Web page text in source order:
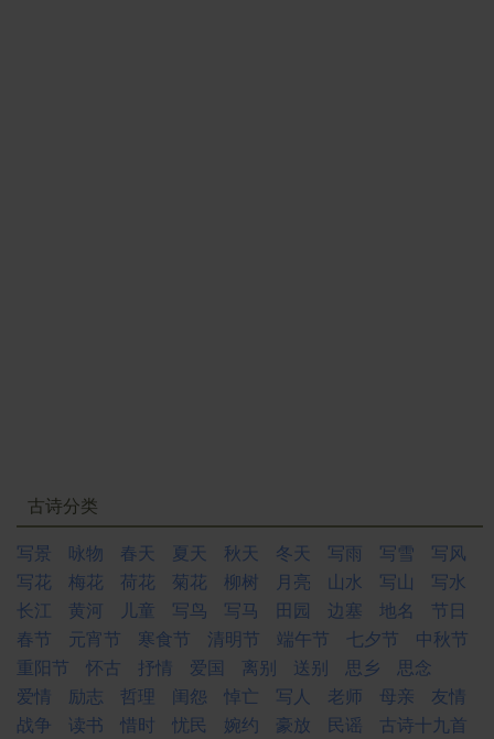
古诗分类
写景
咏物 春天 夏天 秋天 冬天 写雨 写雪
写风
写花
梅花 荷花 菊花 柳树 月亮 山水 写山
写水
长江
黄河 儿童 写鸟 写马 田园 边塞 地名
节日
春节
元宵节 寒食节 清明节 端午节 七夕节
中秋节
重阳节
怀古 抒情 爱国 离别 送别 思乡
思念
爱情
励志 哲理 闺怨 悼亡 写人 老师 母亲
友情
战争
读书 惜时 忧民 婉约 豪放 民谣
古诗十九首